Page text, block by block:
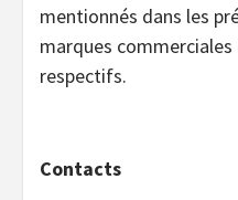
mentionnés dans les
marques
respectifs.
Contacts